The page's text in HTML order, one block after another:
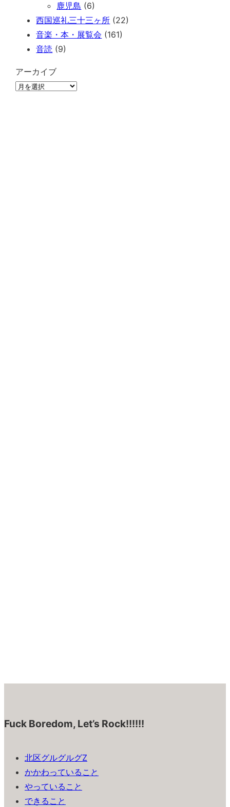
鹿児島 (6)
西国巡礼三十三ヶ所 (22)
音楽・本・展覧会 (161)
音読 (9)
アーカイブ
Fuck Boredom, Let’s Rock!!!!!!
北区グルグルグZ
かかわっていること
やっていること
できること